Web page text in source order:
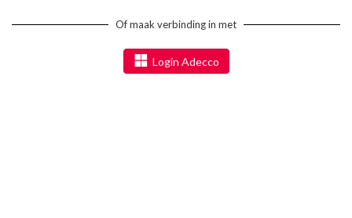
Of maak verbinding in met
Login Adecco